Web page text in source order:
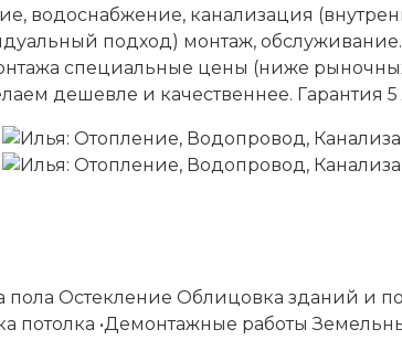
канализация
подход) монтаж,
специальные цены (ниже
дешевле и качественнее. Гарантия 5
пола Остекление Облицовка зданий и
потолка •Демонтажные работы